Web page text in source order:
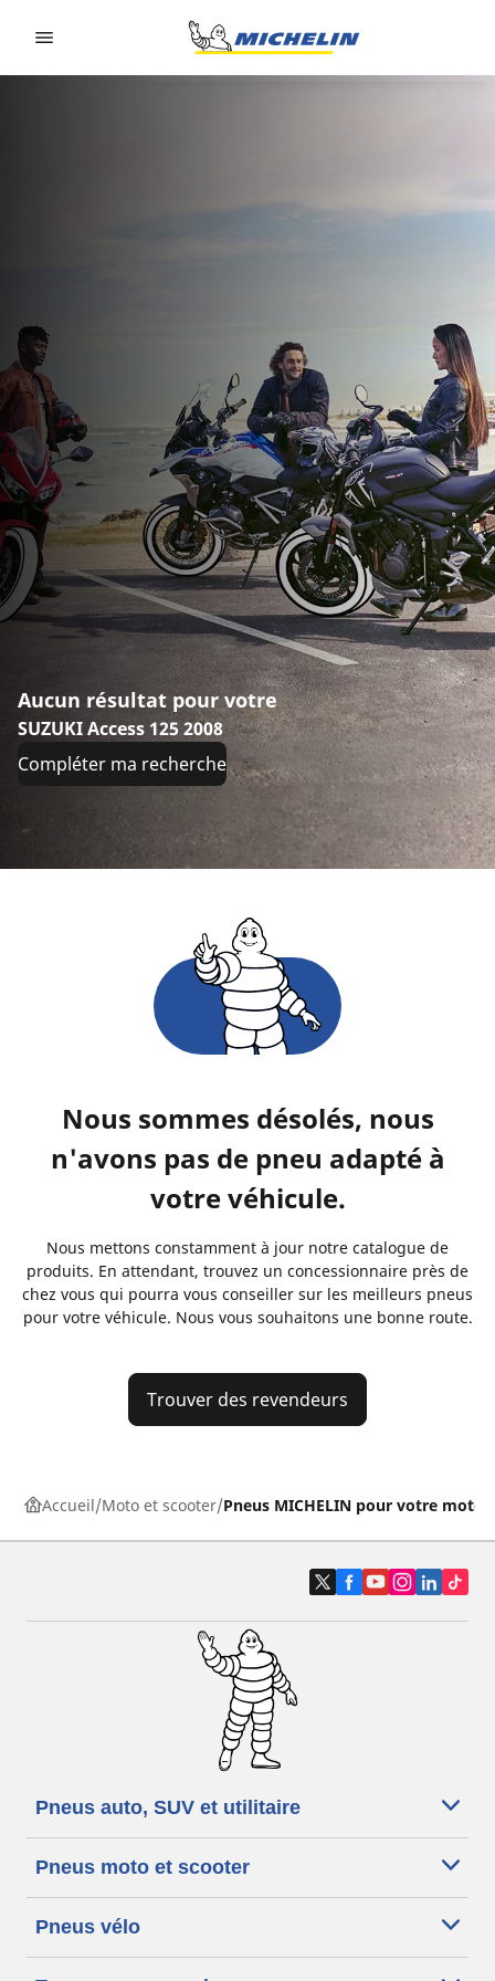
Aucun résultat pour votre
SUZUKI Access 125 2008
Compléter ma recherche
Nous sommes désolés, nous
n'avons pas de pneu adapté à
votre véhicule.
Nous mettons constamment à jour notre catalogue de
produits. En attendant, trouvez un concessionnaire près de
chez vous qui pourra vous conseiller sur les meilleurs pneus
pour votre véhicule. Nous vous souhaitons une bonne route.
Trouver des revendeurs
Accueil Moto et scooter Pneus MICHELIN pour votre moto
Pneus auto, SUV et utilitaire
Pneus moto et scooter
Pneus vélo